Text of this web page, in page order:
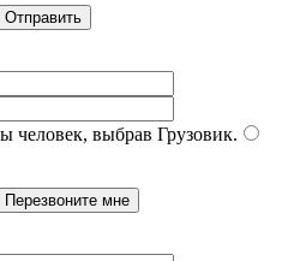
человек, выбрав Грузовик.